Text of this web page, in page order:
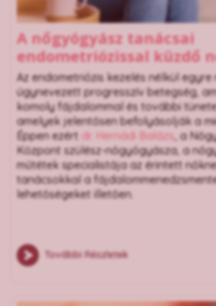
A nőgyógyász tanácsai
endometriózissal küzdő
Az endometriózis kezelés nélkül egyre
úgynevezett progresszív betegség,
komoly fájdalommal és további
amelyek jelentősen befolyásolják a
Éppen ezért dr. Hernádi Balázs, a
Központ szülész-nőgyógyásza, a
műtétek specialistája az érintett
tanácsokkal a
lehetőségeket illetően.
További Részletek